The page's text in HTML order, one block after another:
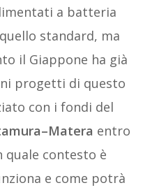
a batteria
standard, ma
il Giappone ha già
progetti di questo
con i fondi del
entro
quale contesto è
e come potrà